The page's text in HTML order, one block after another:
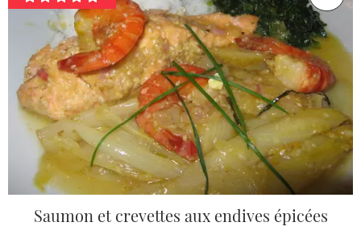
Saumon et crevettes aux endives épicées